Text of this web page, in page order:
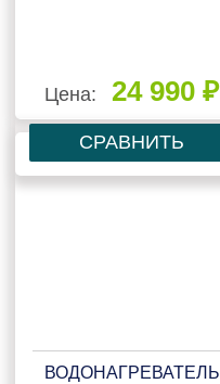
Цена: 24 990 ₽
СРАВНИТЬ
ВОДОНАГРЕВАТЕЛЬ